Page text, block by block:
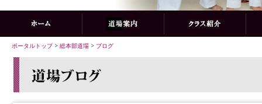
ポータルトップ> 総本部道場 > ブログ